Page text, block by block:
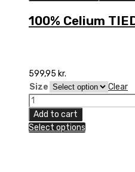
100% Celium
599,95 kr.
Size
Clear
100%
Celium
TIEDYED
Add to cart
Select options